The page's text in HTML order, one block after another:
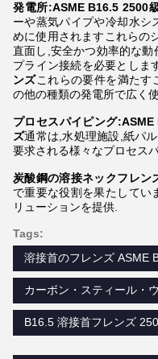
発電所:ASME B16.5 2500
ーや蒸気パイプや冷却水シ
めに使用されますこれらの
直面し,安全かつ効率的な
プライン接続を必要としま
ンズこれらの要件を満たす
の他の種類の発電所で広く
プロセスパイピング
ズ通常は,水処理施設,紙パ
要求される様々なプロセス
炭酸鋼の溶接ネックフレン
で重要な役割を果たしてい
リューションを提供.
Tags:
溶接首のフレンズ ASME
カーボン・スティール・
B16.5 溶接首フレンズ